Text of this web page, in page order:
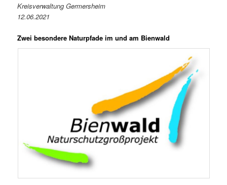
Kreisverwaltung Germersheim
12.06.2021
Zwei besondere Naturpfade im und am Bienwald